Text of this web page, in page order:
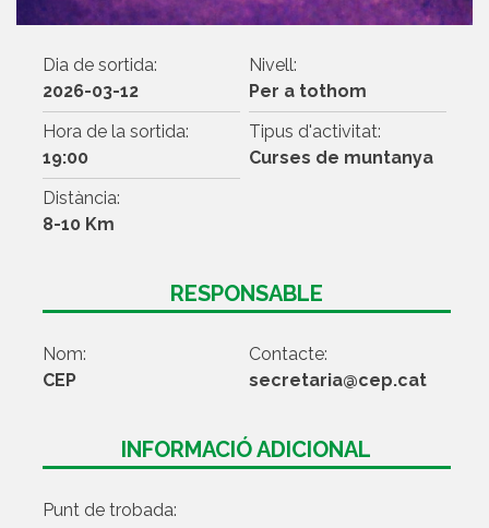
Dia de sortida:
2026-03-12
Nivell:
Per a tothom
Hora de la sortida:
19:00
Tipus d'activitat:
Curses de muntanya
Distància:
8-10 Km
RESPONSABLE
Nom:
CEP
Contacte:
secretaria@cep.cat
INFORMACIÓ ADICIONAL
Punt de trobada: